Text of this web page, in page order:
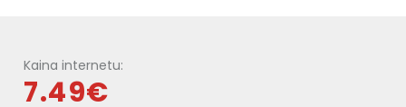
Kaina internetu:
7.49€